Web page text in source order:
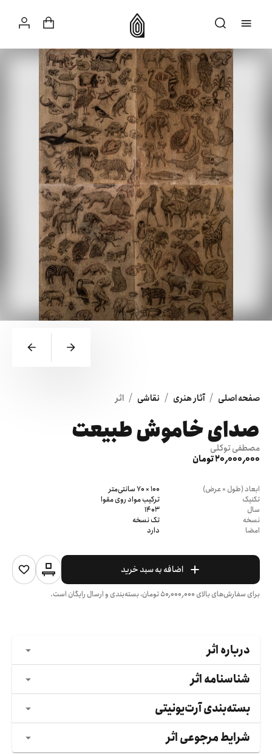
صفحه اصلی / آثار هنری / نقاشی / اثر
صدای خاموش طبیعت
مصطفی توکلی
20٬000٬000 تومان
ابعاد (طول × عرض)
100 × 70 سانتی‌متر
تکنیک
ترکیب مواد روی مقوا
سال
1403
نسخه
تک نسخه
امضا
دارد
اضافه به سبد خرید
برای سفارش‌های بالای ۵۰٬۰۰۰٬۰۰۰تومان، بسته‌بندی و ارسال رایگان است.
درباره اثر
شناسنامه اثر
بسته‌بندی آرت‌یونیتی
شرایط مرجوعی اثر